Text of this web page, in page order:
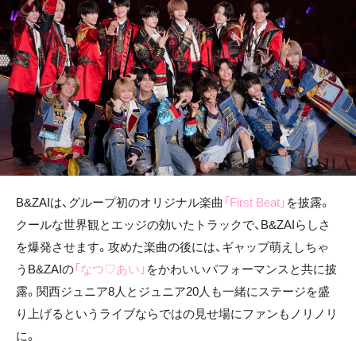
B&ZAIは、グループ初のオリジナル楽曲 「First Beat」 を披露。
クールな世界観とエッジの効いたトラックで、B&ZAIらしさ
を爆発させます。攻めた楽曲の後には、ギャップ萌えしちゃ
うB&ZAIの「なつ♡あい」 をかわいいパフォーマンスと共に披
露。関西ジュニア8人とジュニア20人も一緒にステージを盛
り上げるというライブならではの見せ場にファンもノリノリ
に。